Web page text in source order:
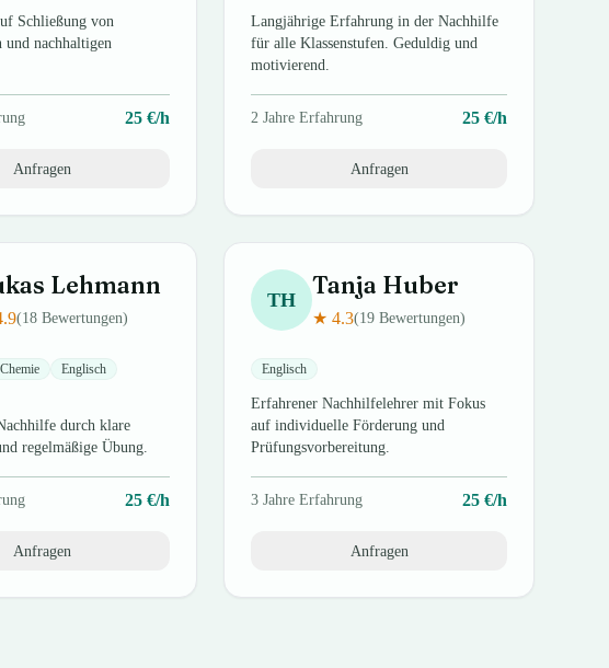
Schließung von
und nachhaltigen
25 €/h
Anfragen
Langjährige Erfahrung in der Nachhilfe
für alle Klassenstufen. Geduldig und
motivierend.
2 Jahre Erfahrung 25 €/h
Anfragen
Lehmann
(18 Bewertungen)
Chemie
Englisch
durch klare
regelmäßige Übung.
25 €/h
Anfragen
TH Tanja Huber
★ 4.3(19 Bewertungen)
Englisch
Erfahrener Nachhilfelehrer mit Fokus
auf individuelle Förderung und
Prüfungsvorbereitung.
3 Jahre Erfahrung 25 €/h
Anfragen